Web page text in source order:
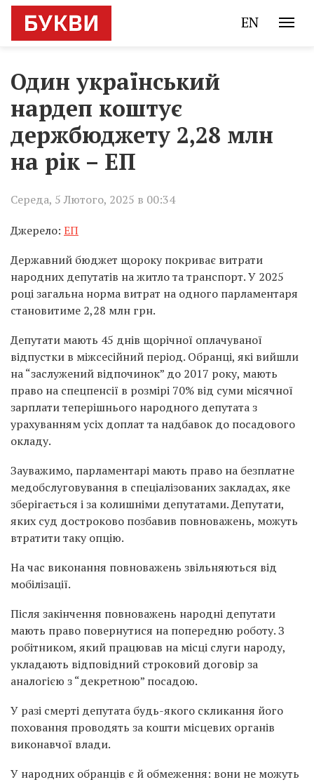
EN
Один український
нардеп коштує
держбюджету 2,28 млн
на рік – ЕП
Середа, 5 Лютого, 2025 в 00:34
Джерело: ЕП
Державний бюджет щороку покриває витрати
народних депутатів на житло та транспорт. У 2025
році загальна норма витрат на одного парламентаря
становитиме 2,28 млн грн.
Депутати мають 45 днів щорічної оплачуваної
відпустки в міжсесійний період. Обранці, які вийшли
на “заслужений відпочинок” до 2017 року, мають
право на спецпенсії в розмірі 70% від суми місячної
зарплати теперішнього народного депутата з
урахуванням усіх доплат та надбавок до посадового
окладу.
Зауважимо, парламентарі мають право на безплатне
медобслуговування в спеціалізованих закладах, яке
зберігається і за колишніми депутатами. Депутати,
яких суд достроково позбавив повноважень, можуть
втратити таку опцію.
На час виконання повноважень звільняються від
мобілізації.
Після закінчення повноважень народні депутати
мають право повернутися на попередню роботу. З
робітником, який працював на місці слуги народу,
укладають відповідний строковий договір за
аналогією з “декретною” посадою.
У разі смерті депутата будь-якого скликання його
поховання проводять за кошти місцевих органів
виконавчої влади.
У народних обранців є й обмеження: вони не можуть